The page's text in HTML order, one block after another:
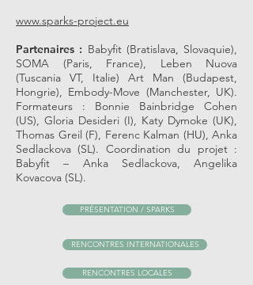
www.sparks-project.eu
Partenaires : Babyfit (Bratislava, Slovaquie),
SOMA (Paris, France), Leben Nuova
(Tuscania VT, Italie) Art Man (Budapest,
Hongrie), Embody-Move (Manchester, UK).
Formateurs : Bonnie Bainbridge Cohen
(US), Gloria Desideri (I), Katy Dymoke (UK),
Thomas Greil (F), Ferenc Kalman (HU), Anka
Sedlackova (SL). Coordination du projet :
Babyfit – Anka Sedlackova, Angelika
Kovacova (SL).
PRÉSENTATION / SPARKS
RENCONTRES INTERNATIONALES
RENCONTRES LOCALES